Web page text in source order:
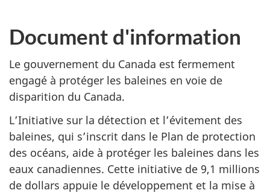
Document d'information
Le gouvernement du Canada est fermement
engagé à protéger les baleines en voie de
disparition du Canada.
L’Initiative sur la détection et l’évitement des
baleines, qui s’inscrit dans le Plan de protection
des océans, aide à protéger les baleines dans les
eaux canadiennes. Cette initiative de 9,1 millions
de dollars appuie le développement et la mise à